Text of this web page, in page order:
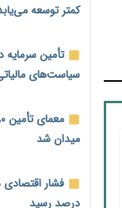
کمتر توسعه
تأمین
سیاست‌های
میدان شد
درصد رسید